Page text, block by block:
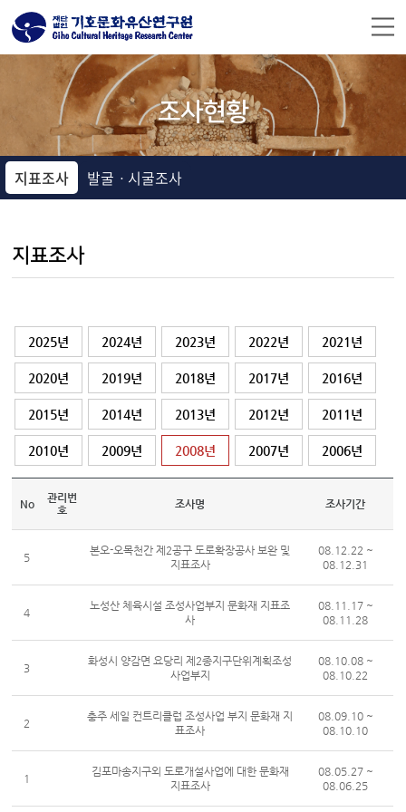
조사현황
지표조사 발굴ㆍ시굴조사
지표조사
2025년 2024년 2023년 2022년 2021년
2020년 2019년 2018년 2017년 2016년
2015년 2014년 2013년 2012년 2011년
2010년 2009년 2008년 2007년 2006년
No
관리번
호
조사명 조사기간
5
본오-오목천간 제2공구 도로확장공사 보완 및
지표조사
08.12.22 ~
08.12.31
4
노성산 체육시설 조성사업부지 문화재 지표조
사
08.11.17 ~
08.11.28
3
화성시 양감면 요당리 제2종지구단위계획조성
사업부지
08.10.08 ~
08.10.22
2
충주 세일 컨트리클럽 조성사업 부지 문화재 지
표조사
08.09.10 ~
08.10.10
1
김포마송지구외 도로개설사업에 대한 문화재
지표조사
08.05.27 ~
08.06.25